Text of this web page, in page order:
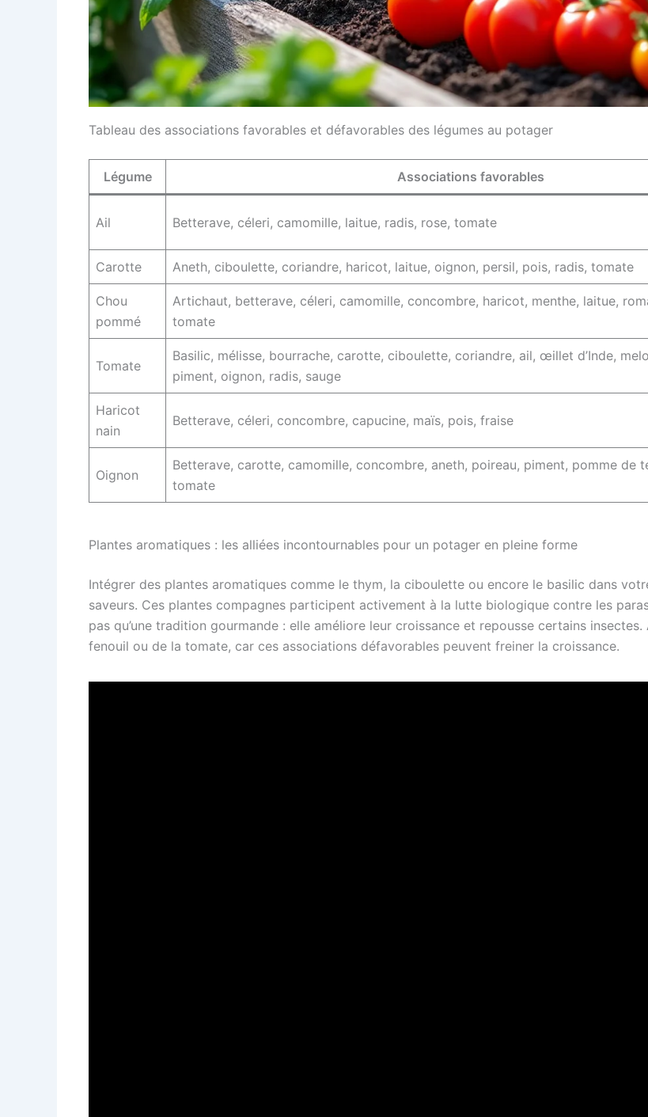
Tableau des associations favorables et défavorables des légumes au potager
Légume Associations favorables
Ail Betterave, céleri, camomille, laitue, radis, rose, tomate
Carotte Aneth, ciboulette, coriandre, haricot, laitue, oignon, persil, pois, radis, tomate
Chou
pommé
Artichaut, betterave, céleri, camomille, concombre, haricot, menthe, laitue,
tomate
Tomate
Basilic, mélisse, bourrache, carotte, ciboulette, coriandre, ail, œillet d’Inde,
piment, oignon, radis, sauge
Haricot
nain
Betterave, céleri, concombre, capucine, maïs, pois, fraise
Oignon
Betterave, carotte, camomille, concombre, aneth, poireau, piment, pomme de
tomate
Plantes aromatiques : les alliées incontournables pour un potager en pleine forme
Intégrer des plantes aromatiques comme le thym, la ciboulette ou encore le basilic dans
saveurs. Ces plantes compagnes participent activement à la lutte biologique contre les
pas qu’une tradition gourmande : elle améliore leur croissance et repousse certains
fenouil ou de la tomate, car ces associations défavorables peuvent freiner la croissance.